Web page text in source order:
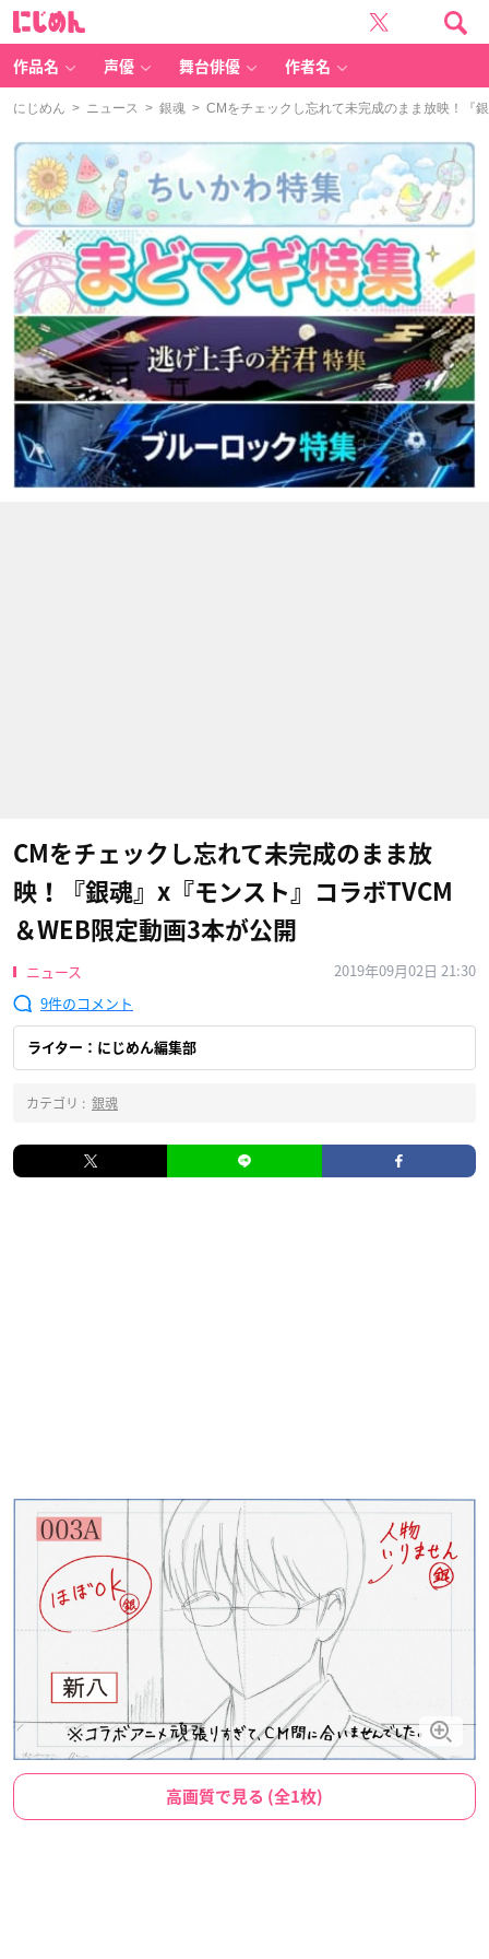
作品名 声優 舞台俳優 作者名
にじめん > ニュース > 銀魂 > CMをチェックし忘れて未完成のまま放映！『
CMをチェックし忘れて未完成のまま放
映！『銀魂』x『モンスト』コラボTVCM
＆WEB限定動画3本が公開
ニュース
2019年09月02日 21:30
9
ライター：にじめん編集部
カテゴリ : 銀魂
高画質で見る (全1枚)